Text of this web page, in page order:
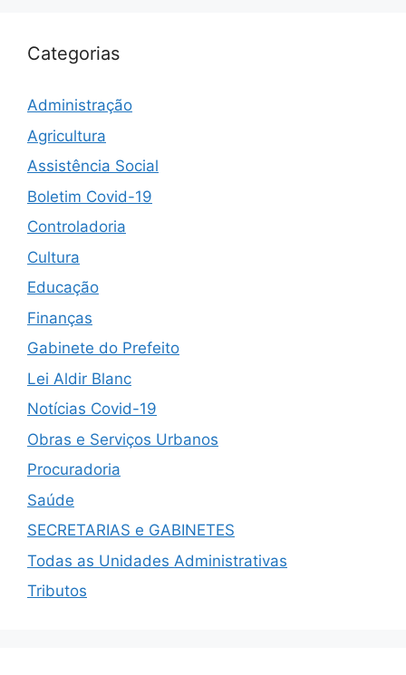
Categorias
Administração
Agricultura
Assistência Social
Boletim Covid-19
Controladoria
Cultura
Educação
Finanças
Gabinete do Prefeito
Lei Aldir Blanc
Notícias Covid-19
Obras e Serviços Urbanos
Procuradoria
Saúde
SECRETARIAS e GABINETES
Todas as Unidades Administrativas
Tributos